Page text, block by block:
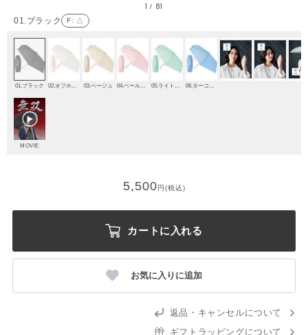
01.ブラック F: △
1 / 81
01.ブラック 03.ベージュ
MOVIE
5,500円(税込)
カートに入れる
お気に入りに追加
返品・キャンセルについて
ギフトラッピングについて